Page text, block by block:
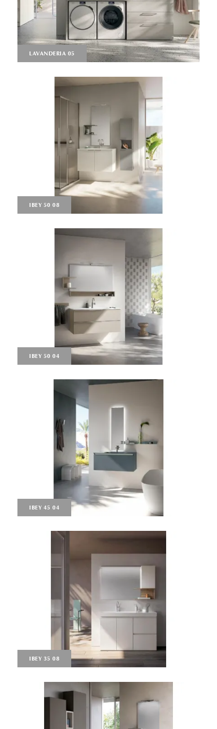
LAVANDERIA 05
IBEY 50 08
IBEY 50 04
IBEY 45 04
IBEY 35 08